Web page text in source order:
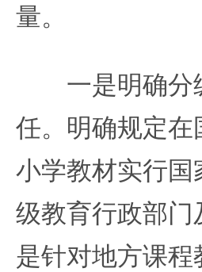
量。
一是明确分
任。明确规定
小学教材实行
级教育行政部
是针对地方课